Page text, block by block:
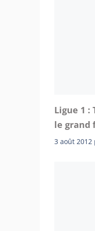
Ligue 1 :
le grand
3 août 2012